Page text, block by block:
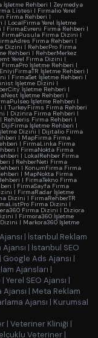
İşletme Rehberi | Zeymedya
Listesi | Firmalio Yerel
Firma Rehberi |
| LocalFirma Yerel İşletme
| FirmaEvreni Firma Rehberi |
FirmaPusula Firma Dizini |
Firma Rehberi |
Dizini | RehberPro Firma
Rehberi | RehberMerkez
Yerel Firma Dizini |
FirmaPro İşletme Rehberi |
EniyiFirmaTR İşletme Rehberi |
|FirmaSet İşletme Rehberi |
İşletme Dizini |
İşletme Rehberi |
İşletme Rehberi |
İşletme Rehberi |
| TurkeyFirms Firma Rehberi
| Dizinra Firma Rehberi |
| Rehberis Firma Rehberi |
DijiFirma İşletme Rehberi |
Dizini | Dijitalio Firma
| MapFirma Firma
| FirmaLinka Firma
| FirmaNokta Firma
| LokalRehber Firma
| RehberNeti Firma
| KonumFirma Firma
| MapNokta Firma
| FirmaTekno Firma
| FirmaSayfa Firma
| FirmaRadar İşletme
Dizini | FirmaRehberTR
Firma Dizini |
Firma Dizini | Diziora
| Firmora360 İşletme
| Markora360 İşletme
| İstanbul Reklam
Ajansı | İstanbul SEO
| Google Ads Ajansı |
Ajansları |
| Yerel SEO Ajansı |
| Meta Reklam
Ajansı | Kurumsal
| Veteriner Kliniği |
Veteriner |